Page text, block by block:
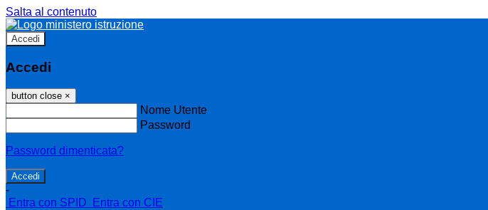
Salta al contenuto
Accedi
Accedi
button close ×
Nome Utente
Password
Password dimenticata?
-
Entra con SPID
Entra con CIE